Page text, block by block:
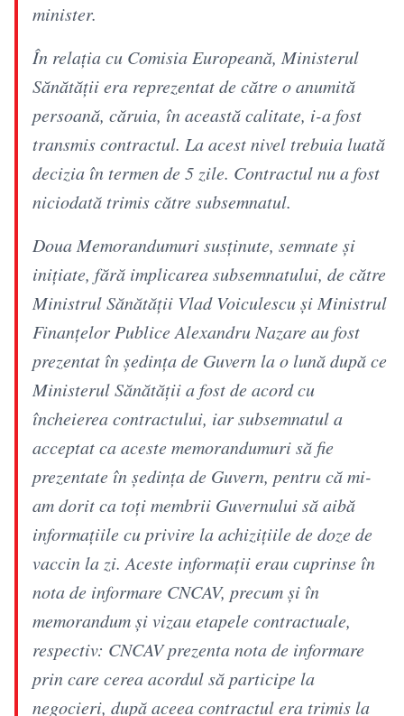
minister.
În relația cu Comisia Europeană, Ministerul
Sănătății era reprezentat de către o anumită
persoană, căruia, în această calitate, i-a fost
transmis contractul. La acest nivel trebuia luată
decizia în termen de 5 zile. Contractul nu a fost
niciodată trimis către subsemnatul.
Doua Memorandumuri susținute, semnate și
inițiate, fără implicarea subsemnatului, de către
Ministrul Sănătății Vlad Voiculescu și Ministrul
Finanțelor Publice Alexandru Nazare au fost
prezentat în ședința de Guvern la o lună după ce
Ministerul Sănătății a fost de acord cu
încheierea contractului, iar subsemnatul a
acceptat ca aceste memorandumuri să fie
prezentate în ședința de Guvern, pentru că mi-
am dorit ca toți membrii Guvernului să aibă
informațiile cu privire la achizițiile de doze de
vaccin la zi. Aceste informații erau cuprinse în
nota de informare CNCAV, precum și în
memorandum și vizau etapele contractuale,
respectiv: CNCAV prezenta nota de informare
prin care cerea acordul să participe la
negocieri, după aceea contractul era trimis la